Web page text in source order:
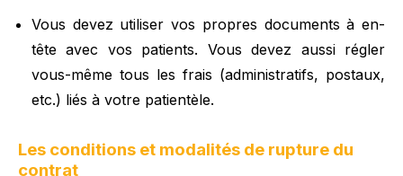
Vous devez utiliser vos propres documents à en-
tête avec vos patients. Vous devez aussi régler
vous-même tous les frais (administratifs, postaux,
etc.) liés à votre patientèle.
Les conditions et modalités de rupture du
contrat